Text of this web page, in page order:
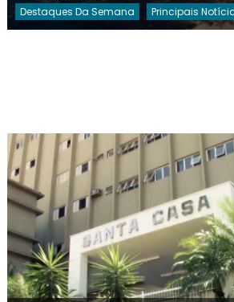
Destaques Da Semana Principais